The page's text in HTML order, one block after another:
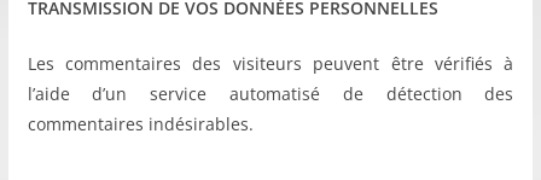
TRANSMISSION DE VOS DONNÉES PERSONNELLES
Les commentaires des visiteurs peuvent être vérifiés à
l’aide d’un service automatisé de détection des
commentaires indésirables.